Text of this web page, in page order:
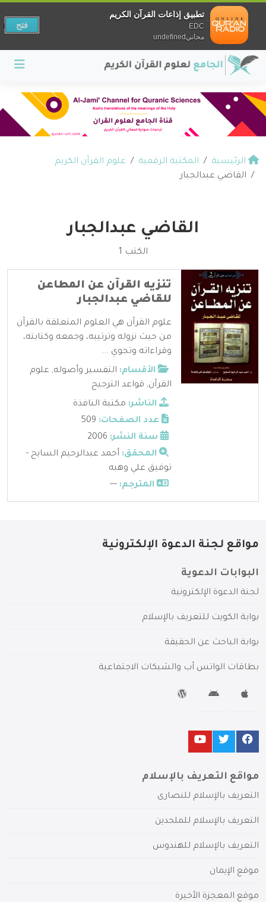
الرئيسية المكتبة الرقمية
علوم القرآن الكريم
القاضي عبدالجبار
القاضي عبدالجبار
الكتب 1
تنزيه القرآن عن المطاعن
للقاضي عبدالجبار
علوم القرآن هي العلوم المتعلقة بالقرآن
من حيث نزوله وترتيبه، وجمعه وكتابته،
وقراءاته وتجوي ...
الأقسام: التفسير وأصوله, علوم
القرآن, قواعد الترجيح
الناشر: مكتبة النافذة
عدد الصفحات:
سنة النشر:
المحقق: أحمد عبدالرحيم السايح -
توفيق علي وهبه
المترجم: ---
مواقع لجنة الدعوة الإلكترونية
البوابات الدعوية
لجنة الدعوة الإلكترونية
بوابة الكويت للتعريف بالإسلام
بوابة الباحث عن الحقيقة
بطاقات الواتس آب والشبكات الاجتماعية
مواقع التعريف بالإسلام
التعريف بالإسلام للنصارى
التعريف بالإسلام للملحدين
التعريف بالإسلام للهندوس
موقع الإيمان
موقع المعجزة الأخيرة
تطبيق إذاعات القرآن الكريم
EDC
مجانيundefined
فتح